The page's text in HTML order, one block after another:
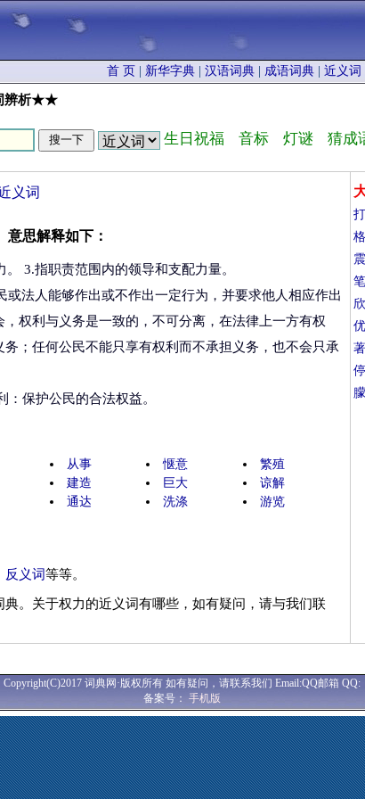
首 页 新华字典 汉语词典 成语词典 近义词
辨析★★
生日祝福 音标 灯谜 猜成
义词
思解释如下：
。 3.指职责范围内的领导和支配力量。
或法人能够作出或不作出一定行为，并要求他人相应作出
权利与义务是一致的，不可分离，在法律上一方有权
；任何公民不能只享有权利而不承担义务，也不会只承
：保护公民的合法权益。
从事 惬意
繁殖
建造 巨大
谅解
通达 洗涤 游览
反义词等等。
典。关于权力的近义词有哪些，如有疑问，请与我们联
Copyright(C)2017 词典网·版权所有 如有疑问，请联系我们 Email:QQ邮箱 QQ:
备案号： 手机版